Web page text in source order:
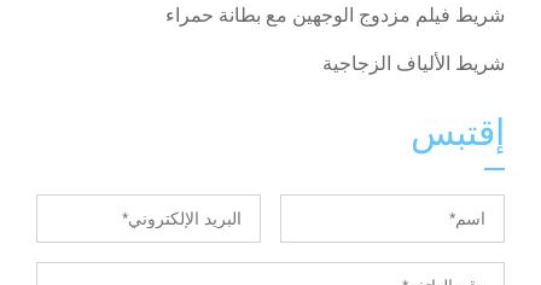
شريط فيلم مزدوج الوجهين مع بطانة حمراء
شريط الألياف الزجاجية
إقتبس